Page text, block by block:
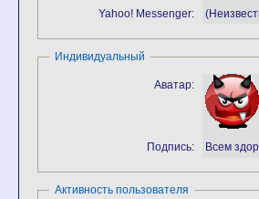
Yahoo! Messenger:
Индивидуальный
Аватар:
Подпись: Всем
Активность пользователя